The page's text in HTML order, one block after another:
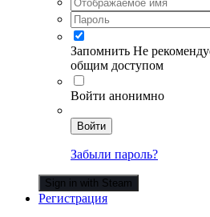
Запомнить Не
общим доступом
Войти анонимно
Войти
Забыли пароль?
Sign in with Steam
Регистрация